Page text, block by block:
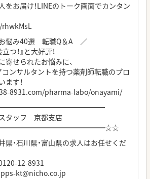
をお届け！LINEのトーク画面でカンタン
悩み40選 転職Q＆A ／
つ！』と大好評！
寄せられたお悩みに、
コンサルタントを持つ薬剤師転職のプロ
ます！
8931.com/pharma-labo/onayami/
ッフ 京都支店
県・石川県・富山県の求人はお任せくだ
12-8931
kt@nicho.co.jp